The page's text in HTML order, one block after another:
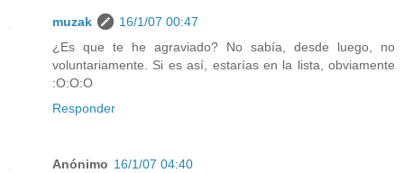
muzak
16/1/07 00:47
¿Es que te he agraviado? No sabía, desde luego, no
voluntariamente. Si es así, estarías en la lista, obviamente
:O:O:O
Responder
Anónimo 16/1/07 04:40